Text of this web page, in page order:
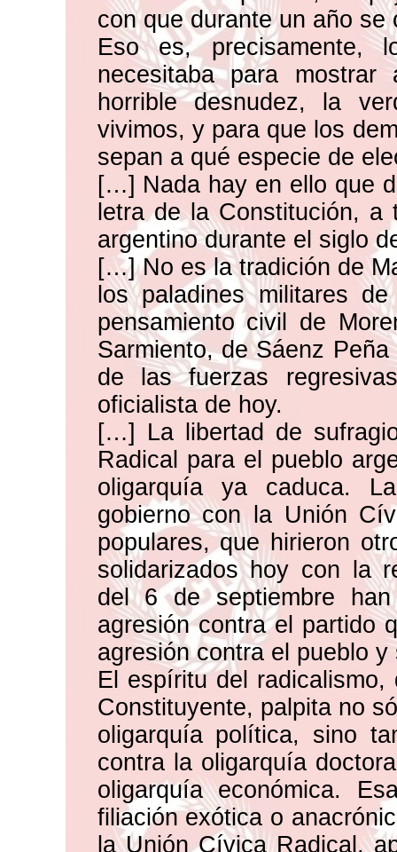
con que durante un año se
Eso es, precisamente,
necesitaba para
horrible desnudez, la
vivimos, y para que los
sepan a qué especie de
[…] Nada hay en ello que
letra de la Constitución,
argentino durante el siglo
[…] No es la tradición de
los paladines militares
pensamiento civil de
Sarmiento, de Sáenz
de las fuerzas
oficialista de hoy.
[…] La libertad de
Radical para el pueblo
oligarquía ya caduca.
gobierno con la Unión
populares, que hirieron
solidarizados hoy con la
del 6 de septiembre
agresión contra el partido
agresión contra el pueblo
El espíritu del
Constituyente, palpita no
oligarquía política, sino
contra la oligarquía
oligarquía económica.
filiación exótica o
la Unión Cívica Radical,